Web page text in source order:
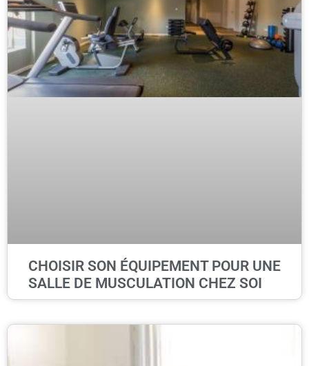
CHOISIR SON ÉQUIPEMENT POUR UNE
SALLE DE MUSCULATION CHEZ SOI